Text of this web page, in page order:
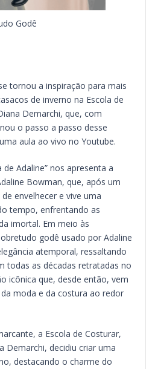
Godê
tornou a inspiração para mais
de inverno na Escola de
Demarchi, que, com
o passo a passo desse
aula ao vivo no Youtube.
Adaline” nos apresenta a
Bowman, que, após um
envelhecer e vive uma
tempo, enfrentando as
imortal. Em meio às
godê usado por Adaline
atemporal, ressaltando
todas as décadas retratadas no
icônica que, desde então, vem
moda e da costura ao redor
a Escola de Costurar,
Demarchi, decidiu criar uma
destacando o charme do